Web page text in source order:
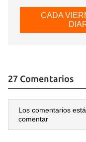
CADA
27 Comentarios
Los comentarios
comentar